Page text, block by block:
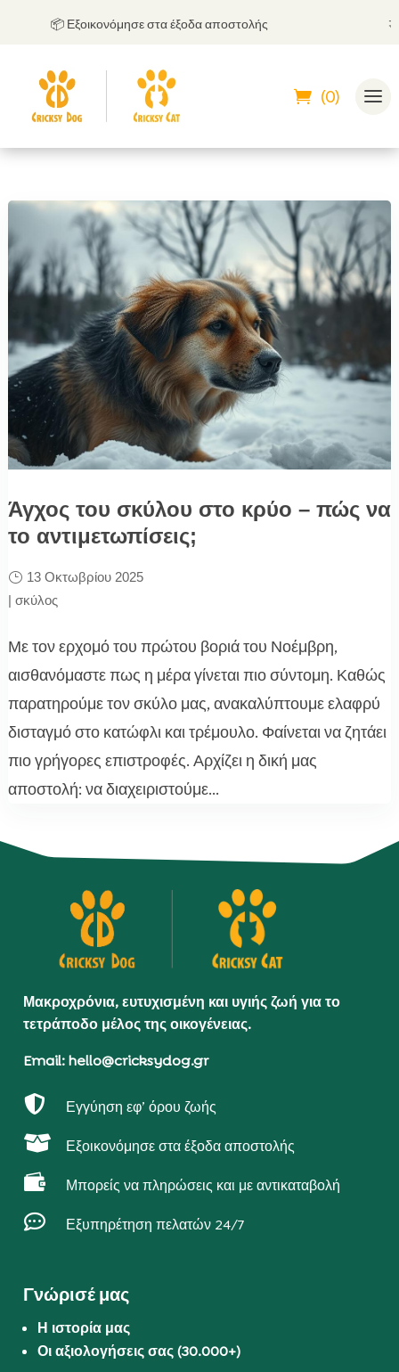
📦 Εξοικονόμησε στα έξοδα αποστολής
(0)
Άγχος του σκύλου στο κρύο – πώς να
το αντιμετωπίσεις;
13 Οκτωβρίου 2025
| σκύλος
Με τον ερχομό του πρώτου βοριά του Νοέμβρη,
αισθανόμαστε πως η μέρα γίνεται πιο σύντομη. Καθώς
παρατηρούμε τον σκύλο μας, ανακαλύπτουμε ελαφρύ
δισταγμό στο κατώφλι και τρέμουλο. Φαίνεται να ζητάει
πιο γρήγορες επιστροφές. Αρχίζει η δική μας
αποστολή: να διαχειριστούμε...
Μακροχρόνια, ευτυχισμένη και υγιής ζωή για το
τετράποδο μέλος της οικογένειας.
Email: hello@cricksydog.gr
 Εγγύηση εφ’ όρου ζωής
 Εξοικονόμησε στα έξοδα αποστολής
 Μπορείς να πληρώσεις και με αντικαταβολή
 Εξυπηρέτηση πελατών 24/7
Γνώρισέ μας
Η ιστορία μας
Οι αξιολογήσεις σας (30.000+)